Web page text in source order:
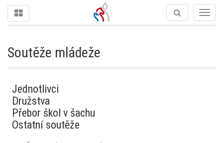
Soutěže mládeže
Jednotlivci
Družstva
Přebor škol v šachu
Ostatní soutěže